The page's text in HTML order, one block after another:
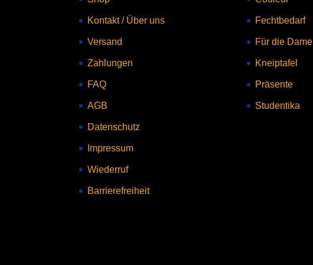
Kontakt/ Über uns
Versand
Zahlungen
FAQ
AGB
Datenschutz
Impressum
Wiederruf
Barrierefreiheit
Fechtbedarf
Für die Dame
Kneiptafel
Präsente
Studentika